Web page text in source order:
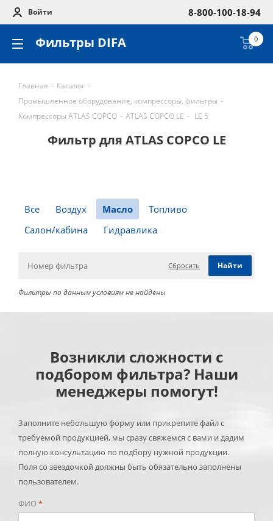
Войти 8-800-100-18-94
Фильтры DIFA 0
Главная - Каталог -
Промышленное оборудование, компрессоры, фильтры -
Компрессоры ATLAS COPCO - ATLAS COPCO LE - LE 5
Фильтр для ATLAS COPCO LE
Все Воздух Масло
Топливо
Салон/кабина
Гидравлика
Сбросить
Фильтры по данным условиям не найдены
Возникли сложности с
подбором фильтра? Наши
менеджеры помогут!
Заполните небольшую форму или прикрепите файл с
требуемой продукцией, мы сразу свяжемся с вами и дадим
полную консультацию по подбору нужной продукции.
Поля со звездочкой должны быть обязательно заполнены
пользователем.
ФИО*